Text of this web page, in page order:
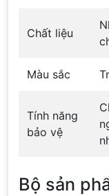
Chất liệu
Màu sắc
Tính năng
bảo vệ
Bộ sản